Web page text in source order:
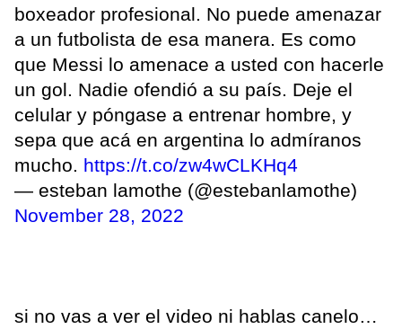
boxeador profesional. No puede amenazar
a un futbolista de esa manera. Es como
que Messi lo amenace a usted con hacerle
un gol. Nadie ofendió a su país. Deje el
celular y póngase a entrenar hombre, y
sepa que acá en argentina lo admíranos
mucho. https://t.co/zw4wCLKHq4
— esteban lamothe (@estebanlamothe)
November 28, 2022
si no vas a ver el video ni hablas canelo…